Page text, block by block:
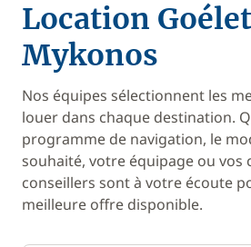
Location
Mykonos
Nos équipes sélectionnent les
louer dans chaque destination.
programme de navigation, le
souhaité, votre équipage ou vos
conseillers sont à votre écoute
meilleure offre disponible.